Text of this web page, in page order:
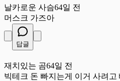
날카로운 사슴64일 전
머스크 가즈아
답글
재치있는 곰64일 전
빅테크 돈 빠지는게 이거 사려고